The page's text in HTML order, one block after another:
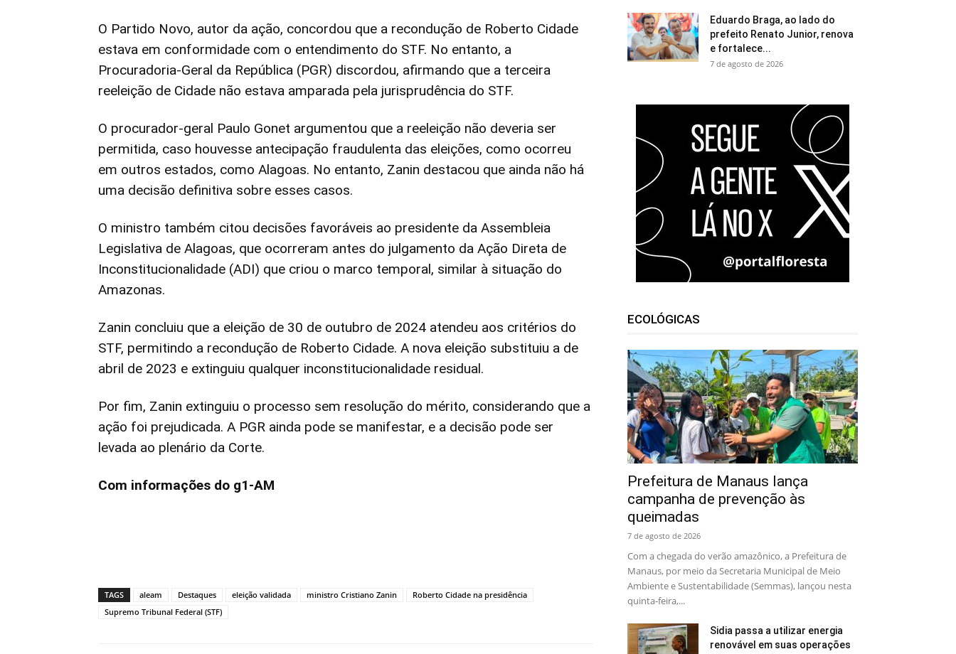
O Partido Novo, autor da ação, concordou que a recondução de Roberto Cidade
estava em conformidade com o entendimento do STF. No entanto, a
Procuradoria-Geral da República (PGR) discordou, afirmando que a terceira
reeleição de Cidade não estava amparada pela jurisprudência do STF.
O procurador-geral Paulo Gonet argumentou que a reeleição não deveria ser
permitida, caso houvesse antecipação fraudulenta das eleições, como ocorreu
em outros estados, como Alagoas. No entanto, Zanin destacou que ainda não há
uma decisão definitiva sobre esses casos.
O ministro também citou decisões favoráveis ao presidente da Assembleia
Legislativa de Alagoas, que ocorreram antes do julgamento da Ação Direta de
Inconstitucionalidade (ADI) que criou o marco temporal, similar à situação do
Amazonas.
Zanin concluiu que a eleição de 30 de outubro de 2024 atendeu aos critérios do
STF, permitindo a recondução de Roberto Cidade. A nova eleição substituiu a de
abril de 2023 e extinguiu qualquer inconstitucionalidade residual.
Por fim, Zanin extinguiu o processo sem resolução do mérito, considerando que a
ação foi prejudicada. A PGR ainda pode se manifestar, e a decisão pode ser
levada ao plenário da Corte.
Com informações do g1-AM
TAGS aleam Destaques eleição validada ministro Cristiano Zanin
Roberto Cidade na presidência
Supremo Tribunal Federal (STF)
Eduardo Braga, ao lado do
prefeito Renato Junior, renova
e fortalece...
7 de agosto de 2026
ECOLÓGICAS
Prefeitura de Manaus lança
campanha de prevenção às
queimadas
7 de agosto de 2026
Com a chegada do verão amazônico, a Prefeitura de
Manaus, por meio da Secretaria Municipal de Meio
Ambiente e Sustentabilidade (Semmas), lançou nesta
quinta-feira,...
Sidia passa a utilizar energia
renovável em suas operações